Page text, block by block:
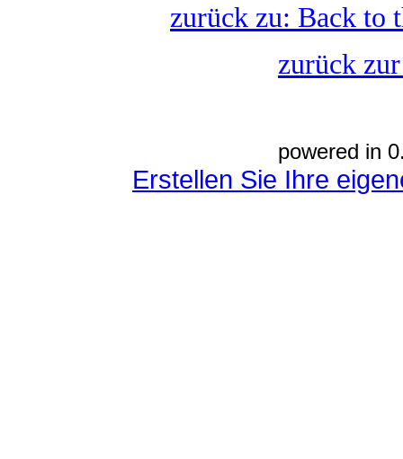
zurück zu: Back to
zurück
powered in
Erstellen Sie Ihre